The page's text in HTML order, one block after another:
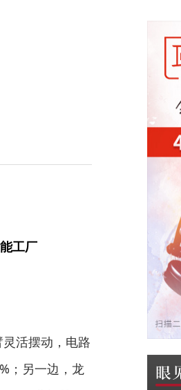
工厂
活摆动，电路
；另一边，龙